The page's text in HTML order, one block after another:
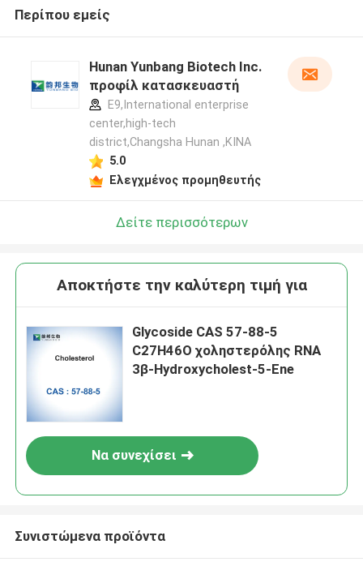
Περίπου εμείς
Hunan Yunbang Biotech Inc.
προφίλ κατασκευαστή
E9,International enterprise
center,high-tech
district,Changsha Hunan ,ΚΙΝΑ
5.0
Ελεγχμένος προμηθευτής
Δείτε περισσότερων
Αποκτήστε την καλύτερη τιμή για
Glycoside CAS 57-88-5
C27H46O χοληστερόλης RNA
3β-Hydroxycholest-5-Ene
Να συνεχίσει
Συνιστώμενα προϊόντα